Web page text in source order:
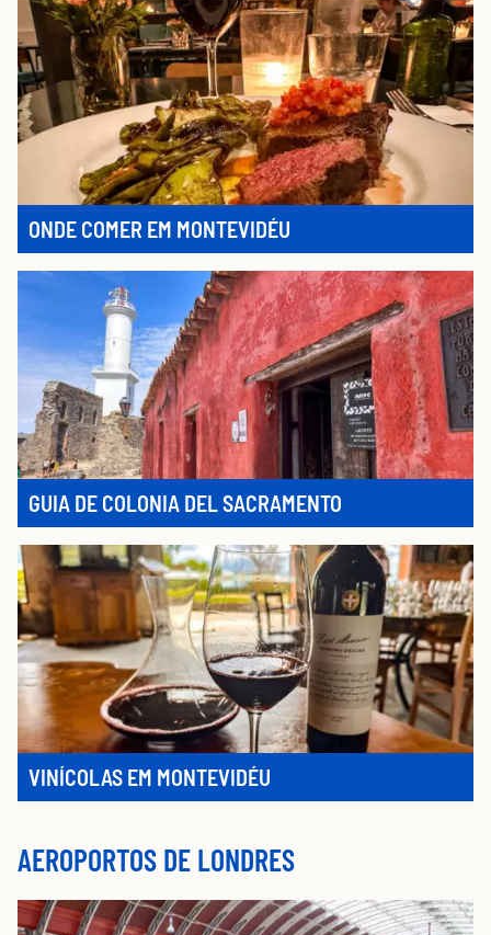
ONDE COMER EM MONTEVIDÉU
GUIA DE COLONIA DEL SACRAMENTO
VINÍCOLAS EM MONTEVIDÉU
AEROPORTOS DE LONDRES